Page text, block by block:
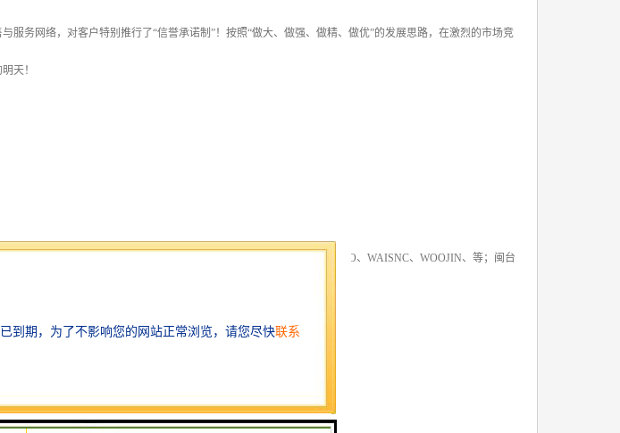
服务网络，对客户特别推行了“信誉承诺制”！按照“做大、做强、做精、做优”的发展思路，在激烈的市场竞
天！
、DOBBY、DONGSUNG、HNCP、ISIS、KOMATSU、WASINO、WAISNC、WOOJIN、等；闽台
床等及国内各型冲床。